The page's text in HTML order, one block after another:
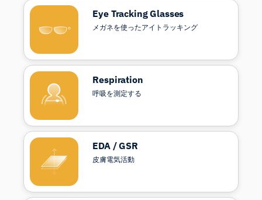
Eye Tracking Glasses
メガネを使ったアイトラッキング
Respiration
呼吸を測定する
EDA / GSR
皮膚電気活動